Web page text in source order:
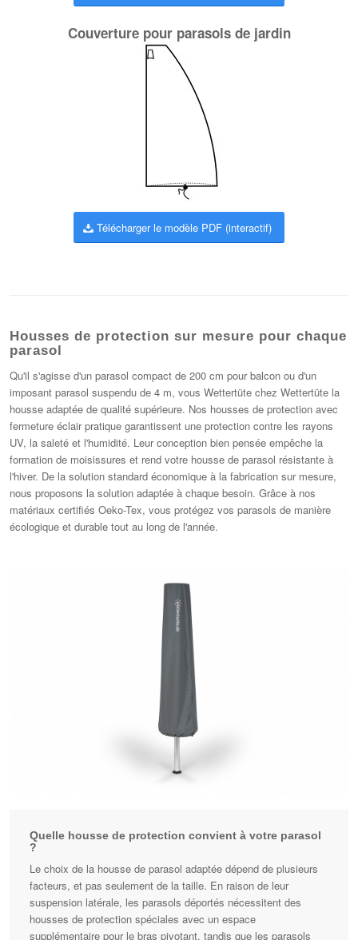
Couverture pour parasols de jardin
Télécharger le modèle PDF (interactif)
Housses de protection sur mesure pour chaque
parasol
Qu'il s'agisse d'un parasol compact de 200 cm pour balcon ou d'un
imposant parasol suspendu de 4 m, vous Wettertüte chez Wettertüte la
housse adaptée de qualité supérieure. Nos housses de protection avec
fermeture éclair pratique garantissent une protection contre les rayons
UV, la saleté et l'humidité. Leur conception bien pensée empêche la
formation de moisissures et rend votre housse de parasol résistante à
l'hiver. De la solution standard économique à la fabrication sur mesure,
nous proposons la solution adaptée à chaque besoin. Grâce à nos
matériaux certifiés Oeko-Tex, vous protégez vos parasols de manière
écologique et durable tout au long de l'année.
Quelle housse de protection convient à votre parasol
?
Le choix de la housse de parasol adaptée dépend de plusieurs
facteurs, et pas seulement de la taille. En raison de leur
suspension latérale, les parasols déportés nécessitent des
housses de protection spéciales avec un espace
supplémentaire pour le bras pivotant, tandis que les parasols